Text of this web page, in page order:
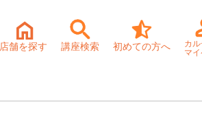
店舗を探す 講座検索 初めての方へ
カ
マ